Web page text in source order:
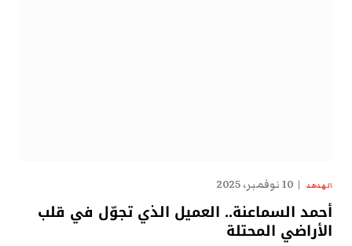
الهدهد 10 نوفمبر، 2025
أحمد السماعنة.. العميل الذي تجوّل في قلب
الأراضي المحتلة